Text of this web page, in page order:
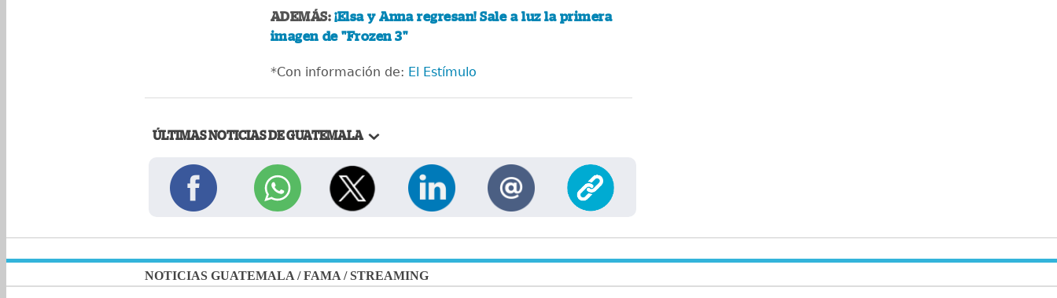
ADEMÁS:¡Elsa y Anna regresan! Sale a luz la primera
imagen de "Frozen 3"
*Con información de: El Estímulo
ÚLTIMAS NOTICIAS DE GUATEMALA
NOTICIAS GUATEMALA /FAMA /STREAMING